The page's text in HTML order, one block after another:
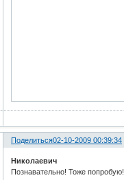
Поделиться02-10-2009 00:39:34
Николаевич
Познавательно! Тоже попробую!